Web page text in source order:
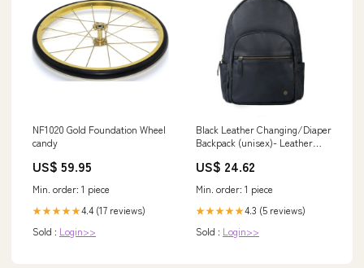
NF1020 Gold Foundation Wheel
candy
US$ 59.95
Min. order: 1 piece
★★★★★4.4 (17 reviews)
Sold : Login>>
Black Leather Changing/Diaper
Backpack (unisex)- Leather
Personalized
US$ 24.62
Min. order: 1 piece
★★★★★4.3 (5 reviews)
Sold : Login>>